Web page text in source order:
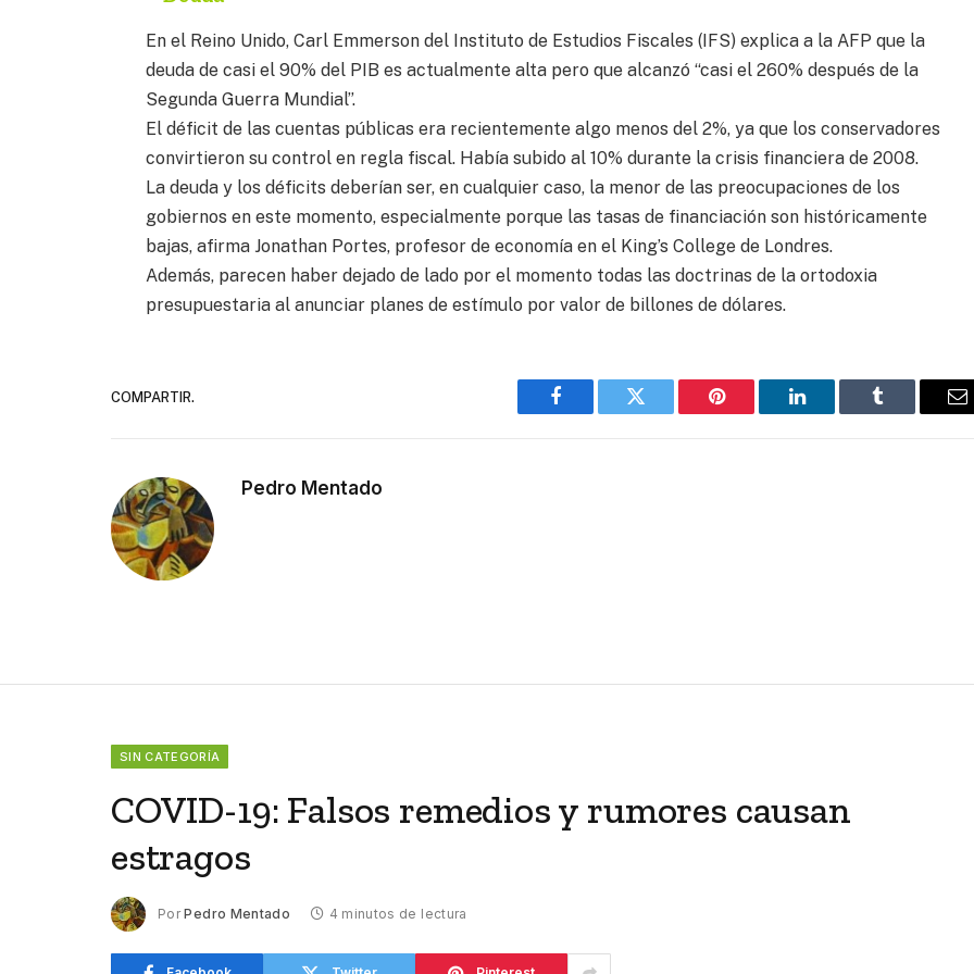
En el Reino Unido, Carl Emmerson del Instituto de Estudios Fiscales (IFS) explica a la AFP que la
deuda de casi el 90% del PIB es actualmente alta pero que alcanzó “casi el 260% después de la
Segunda Guerra Mundial”.
El déficit de las cuentas públicas era recientemente algo menos del 2%, ya que los conservadores
convirtieron su control en regla fiscal. Había subido al 10% durante la crisis financiera de 2008.
La deuda y los déficits deberían ser, en cualquier caso, la menor de las preocupaciones de los
gobiernos en este momento, especialmente porque las tasas de financiación son históricamente
bajas, afirma Jonathan Portes, profesor de economía en el King’s College de Londres.
Además, parecen haber dejado de lado por el momento todas las doctrinas de la ortodoxia
presupuestaria al anunciar planes de estímulo por valor de billones de dólares.
COMPARTIR.
Facebook Twitter Pinterest LinkedIn Tumblr
Pedro Mentado
SIN CATEGORÍA
COVID-19: Falsos remedios y rumores causan
estragos
Por Pedro Mentado 4 minutos de lectura